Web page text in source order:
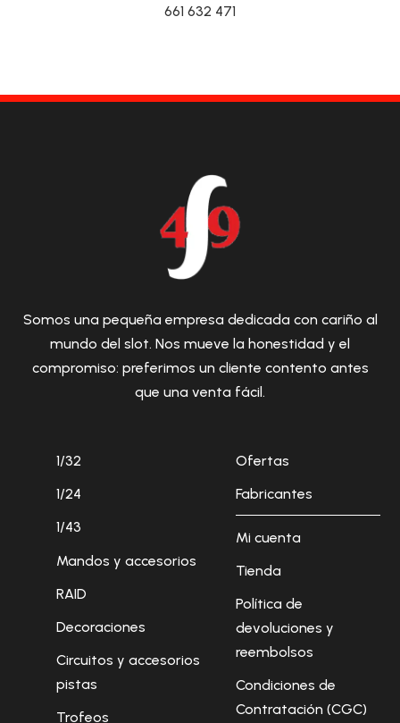
661 632 471
Somos una pequeña empresa dedicada con cariño al
mundo del slot. Nos mueve la honestidad y el
compromiso: preferimos un cliente contento antes
que una venta fácil.
1/32
1/24
1/43
Mandos y accesorios
RAID
Decoraciones
Circuitos y accesorios
pistas
Trofeos
Ofertas
Fabricantes
Mi cuenta
Tienda
Política de
devoluciones y
reembolsos
Condiciones de
Contratación (CGC)